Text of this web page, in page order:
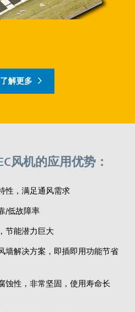
了解更多
风机的应用优势：
性，满足通风需求
/低故障率
节能潜力巨大
墙解决方案，即插即用功能节省
蚀性，非常坚固，使用寿命长